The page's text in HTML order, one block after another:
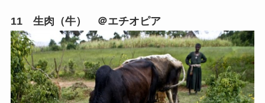
11 生肉（牛） ＠エチオピア